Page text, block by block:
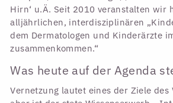
Hirn‘ u.Ä. Seit 2010 veranstalten wir
alljährlichen, interdisziplinären
dem Dermatologen und Kinderärzte
zusammenkommen.“
Was heute auf der Agenda
Vernetzung lautet eines der Ziele des